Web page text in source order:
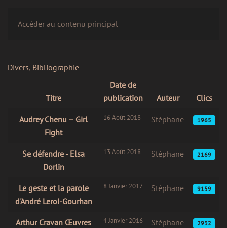
Accéder au contenu principal
LE CERCLE
Divers, Bibliographie
Articles
Titre
Date de
publication
Auteur Clics
Audrey Chenu – Girl
Fight
16 Août 2018 Stéphane 1965
Se défendre - Elsa
Dorlin
13 Août 2018 Stéphane 2169
Le geste et la parole
d'André Leroi-Gourhan
8 Janvier 2017 Stéphane 9159
Arthur Cravan Œuvres
4 Janvier 2016 Stéphane 2932